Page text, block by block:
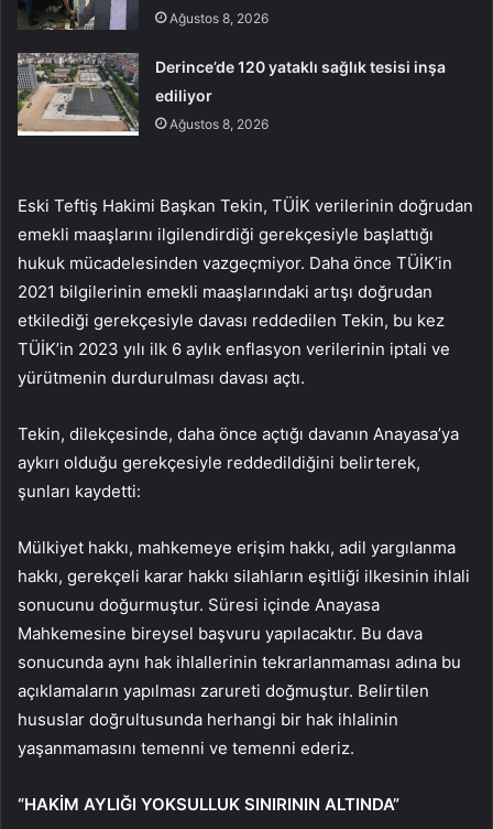
Ağustos 8, 2026
Derince’de 120 yataklı sağlık tesisi inşa
ediliyor
Ağustos 8, 2026
Eski Teftiş Hakimi Başkan Tekin, TÜİK verilerinin doğrudan
emekli maaşlarını ilgilendirdiği gerekçesiyle başlattığı
hukuk mücadelesinden vazgeçmiyor. Daha önce TÜİK’in
2021 bilgilerinin emekli maaşlarındaki artışı doğrudan
etkilediği gerekçesiyle davası reddedilen Tekin, bu kez
TÜİK’in 2023 yılı ilk 6 aylık enflasyon verilerinin iptali ve
yürütmenin durdurulması davası açtı.
Tekin, dilekçesinde, daha önce açtığı davanın Anayasa’ya
aykırı olduğu gerekçesiyle reddedildiğini belirterek,
şunları kaydetti:
Mülkiyet hakkı, mahkemeye erişim hakkı, adil yargılanma
hakkı, gerekçeli karar hakkı silahların eşitliği ilkesinin ihlali
sonucunu doğurmuştur. Süresi içinde Anayasa
Mahkemesine bireysel başvuru yapılacaktır. Bu dava
sonucunda aynı hak ihlallerinin tekrarlanmaması adına bu
açıklamaların yapılması zarureti doğmuştur. Belirtilen
hususlar doğrultusunda herhangi bir hak ihlalinin
yaşanmamasını temenni ve temenni ederiz.
“HAKİM AYLIĞI YOKSULLUK SINIRININ ALTINDA”